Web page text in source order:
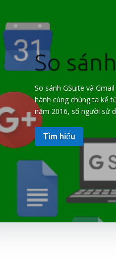
So
So sánh GSuite và
hành cùng chúng ta kể
năm 2016, số người sử
Tìm hiểu